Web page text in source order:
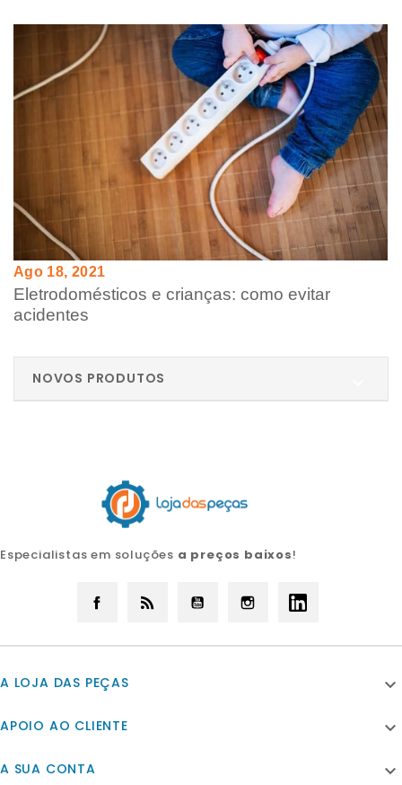
Ago 18, 2021
Eletrodomésticos e crianças: como evitar
acidentes
NOVOS PRODUTOS
Especialistas em soluções a preços baixos!
Facebook YouTube Instagram
A LOJA DAS PEÇAS 
APOIO AO CLIENTE 
A SUA CONTA 